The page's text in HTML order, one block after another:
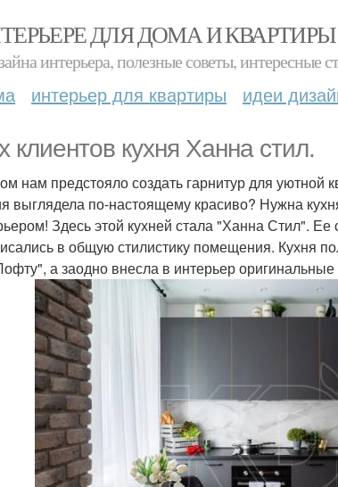
ДЛЯ ДОМА И КВАРТИРЫ
интерьера, полезные советы, интересные
интерьер для квартиры идеи
клиентов кухня Ханна стил.
нам предстояло создать гарнитур для уютной
выглядела по-настоящему красиво? Нужна
Здесь этой кухней стала "Ханна Стил".
в общую стилистику помещения. Кухня
а заодно внесла в интерьер оригинальные